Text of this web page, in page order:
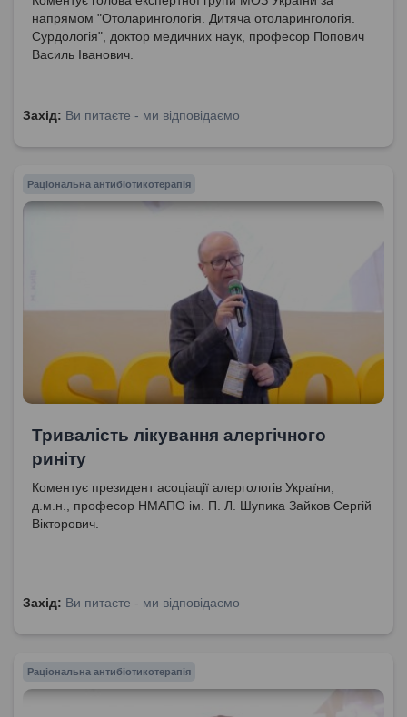
напрямом "Отоларингологія. Дитяча отоларингологія.
Сурдологія", доктор медичних наук, професор Попович
Василь Іванович.
Захід: Ви питаєте - ми відповідаємо
Раціональна антибіотикотерапія
Тривалість лікування алергічного
риніту
Коментує президент асоціації алергологів України,
д.м.н., професор НМАПО ім. П. Л. Шупика Зайков Сергій
Вікторович.
Захід: Ви питаєте - ми відповідаємо
Раціональна антибіотикотерапія